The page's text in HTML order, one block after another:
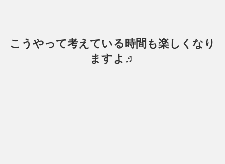
こうやって考えている時間も楽しくなり
ますよ♬